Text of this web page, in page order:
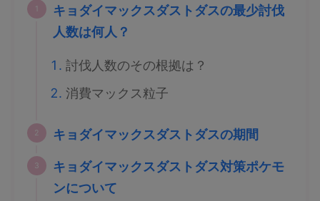
キョダイマックスダストダスの最少討伐
人数は何人？
討伐人数のその根拠は？
消費マックス粒子
キョダイマックスダストダスの期間
キョダイマックスダストダス対策ポケモ
ンについて